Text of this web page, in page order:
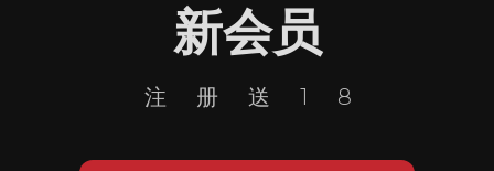
新会员
注册送18